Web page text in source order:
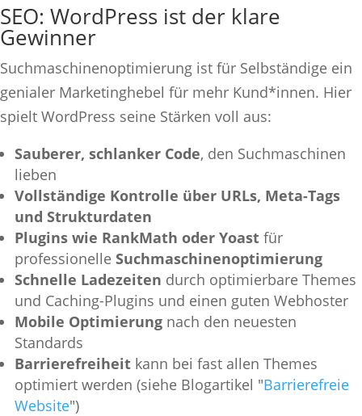
SEO: WordPress ist der klare
Gewinner
Suchmaschinenoptimierung ist für Selbständige ein
genialer Marketinghebel für mehr Kund*innen. Hier
spielt WordPress seine Stärken voll aus:
Sauberer, schlanker Code, den Suchmaschinen
lieben
Vollständige Kontrolle über URLs, Meta-Tags
und Strukturdaten
Plugins wie RankMath oder Yoast für
professionelle Suchmaschinenoptimierung
Schnelle Ladezeiten durch optimierbare Themes
und Caching-Plugins und einen guten Webhoster
Mobile Optimierung nach den neuesten
Standards
Barrierefreiheit kann bei fast allen Themes
optimiert werden (siehe Blogartikel "Barrierefreie
Website")